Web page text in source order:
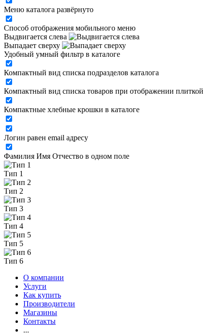
Меню каталога развёрнуто
Способ отображения мобильного меню
Выдвигается слева
Выпадает сверху
Удобный умный фильтр в каталоге
Компактный вид списка подразделов каталога
Компактный вид списка товаров при отображении плиткой
Компактные хлебные крошки в каталоге
Логин равен email адресу
Фамилия Имя Отчество в одном поле
Тип 1
Тип 2
Тип 3
Тип 4
Тип 5
Тип 6
О компании
Услуги
Как купить
Производители
Магазины
Контакты
...